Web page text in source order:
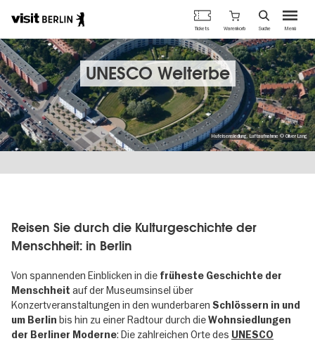
Direkt
zum
Inhalt
Berlins
offizielles
Tourismusportal
Menü
Tickets Warenkorb Suche
UNESCO Welterbe
Hufeisensiedlung, Luftaufnahme © Oliver Lang
Reisen Sie durch die Kulturgeschichte der
Menschheit: in Berlin
Von spannenden Einblicken in die früheste Geschichte der
Menschheit auf der Museumsinsel über
Konzertveranstaltungen in den wunderbaren Schlössern in und
um Berlin bis hin zu einer Radtour durch dieWohnsiedlungen
der Berliner Moderne: Die zahlreichen Orte des UNESCO